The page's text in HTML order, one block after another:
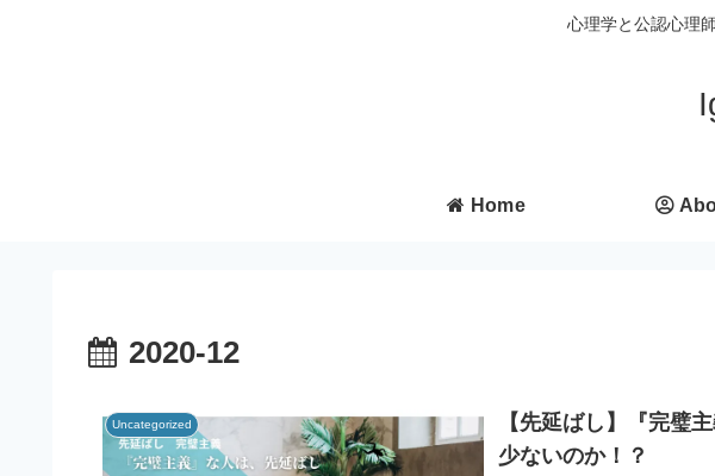
心理学と公認心理
Home
2020-12
Uncategorized
【先延ばし】『完璧
少ないのか！？